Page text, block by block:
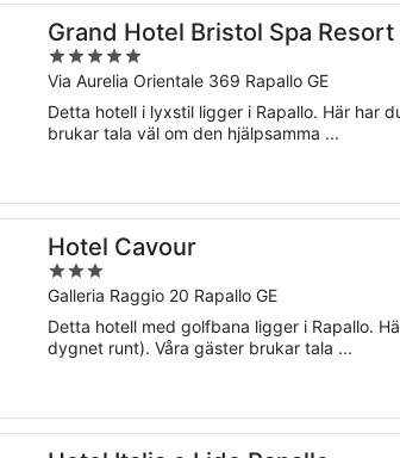
Grand Hotel Bristol Spa
5
out
of
5
Via Aurelia Orientale 369 Rapallo GE
Detta hotell i lyxstil ligger i Rapallo. Här har
brukar tala väl om den hjälpsamma ...
Hotel Cavour
3
out
of
5
Galleria Raggio 20 Rapallo GE
Detta hotell med golfbana ligger i Rapallo.
dygnet runt). Våra gäster brukar tala ...